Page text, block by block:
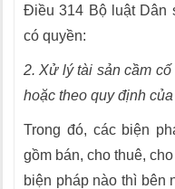
Điều 314 Bộ luật Dân
có quyền:
2. Xử lý tài sản cầm
hoặc theo quy định
Trong đó, các biện
gồm bán, cho thuê,
biện pháp nào thì bên